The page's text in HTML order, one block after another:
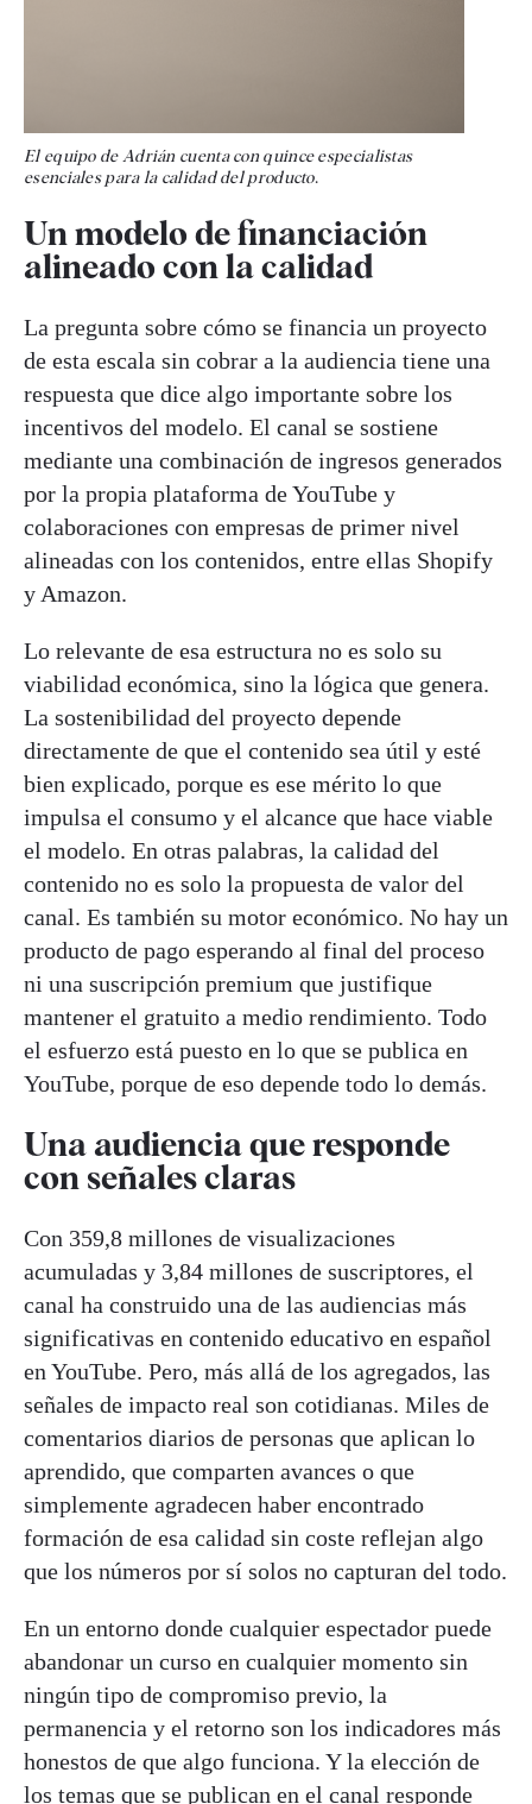
El equipo de Adrián cuenta con quince especialistas
esenciales para la calidad del producto.
Un modelo de financiación
alineado con la calidad
La pregunta sobre cómo se financia un proyecto
de esta escala sin cobrar a la audiencia tiene una
respuesta que dice algo importante sobre los
incentivos del modelo. El canal se sostiene
mediante una combinación de ingresos generados
por la propia plataforma de YouTube y
colaboraciones con empresas de primer nivel
alineadas con los contenidos, entre ellas Shopify
y Amazon.
Lo relevante de esa estructura no es solo su
viabilidad económica, sino la lógica que genera.
La sostenibilidad del proyecto depende
directamente de que el contenido sea útil y esté
bien explicado, porque es ese mérito lo que
impulsa el consumo y el alcance que hace viable
el modelo. En otras palabras, la calidad del
contenido no es solo la propuesta de valor del
canal. Es también su motor económico. No hay un
producto de pago esperando al final del proceso
ni una suscripción premium que justifique
mantener el gratuito a medio rendimiento. Todo
el esfuerzo está puesto en lo que se publica en
YouTube, porque de eso depende todo lo demás.
Una audiencia que responde
con señales claras
Con 359,8 millones de visualizaciones
acumuladas y 3,84 millones de suscriptores, el
canal ha construido una de las audiencias más
significativas en contenido educativo en español
en YouTube. Pero, más allá de los agregados, las
señales de impacto real son cotidianas. Miles de
comentarios diarios de personas que aplican lo
aprendido, que comparten avances o que
simplemente agradecen haber encontrado
formación de esa calidad sin coste reflejan algo
que los números por sí solos no capturan del todo.
En un entorno donde cualquier espectador puede
abandonar un curso en cualquier momento sin
ningún tipo de compromiso previo, la
permanencia y el retorno son los indicadores más
honestos de que algo funciona. Y la elección de
los temas que se publican en el canal responde